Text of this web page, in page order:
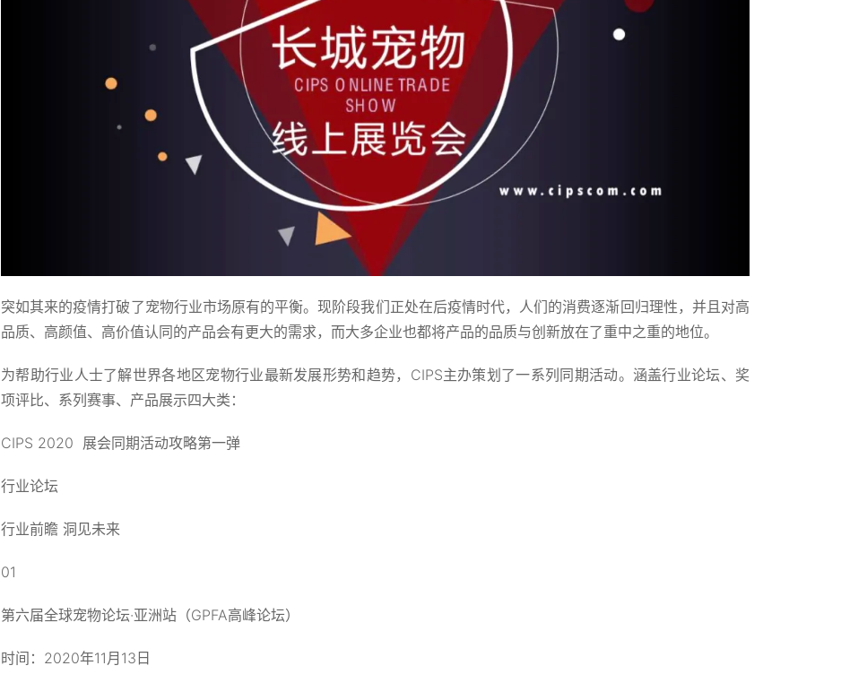
突如其来的疫情打破了宠物行业市场原有的平衡。现阶段我们正处在后疫情时代，人们的消费逐渐回归理性，并且对高
品质、高颜值、高价值认同的产品会有更大的需求，而大多企业也都将产品的品质与创新放在了重中之重的地位。
为帮助行业人士了解世界各地区宠物行业最新发展形势和趋势，CIPS主办策划了一系列同期活动。涵盖行业论坛、奖
项评比、系列赛事、产品展示四大类：
CIPS 2020 展会同期活动攻略第一弹
行业论坛
行业前瞻 洞见未来
01
第六届全球宠物论坛·亚洲站（GPFA高峰论坛）
时间：2020年11月13日